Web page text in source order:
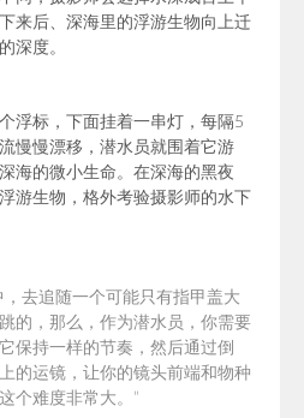
来后、深海里的浮游生物向上迁
深度。
浮标，下面挂着一串灯，每隔5
慢慢漂移，潜水员就围着它游
海的微小生命。 在深海的黑夜
游生物，格外考验摄影师的水下
去追随一个可能只有指甲盖大
的，那么，作为潜水员，你需要
保持一样的节奏，然后通过倒
的运镜，让你的镜头前端和物种
个难度非常大。 ”